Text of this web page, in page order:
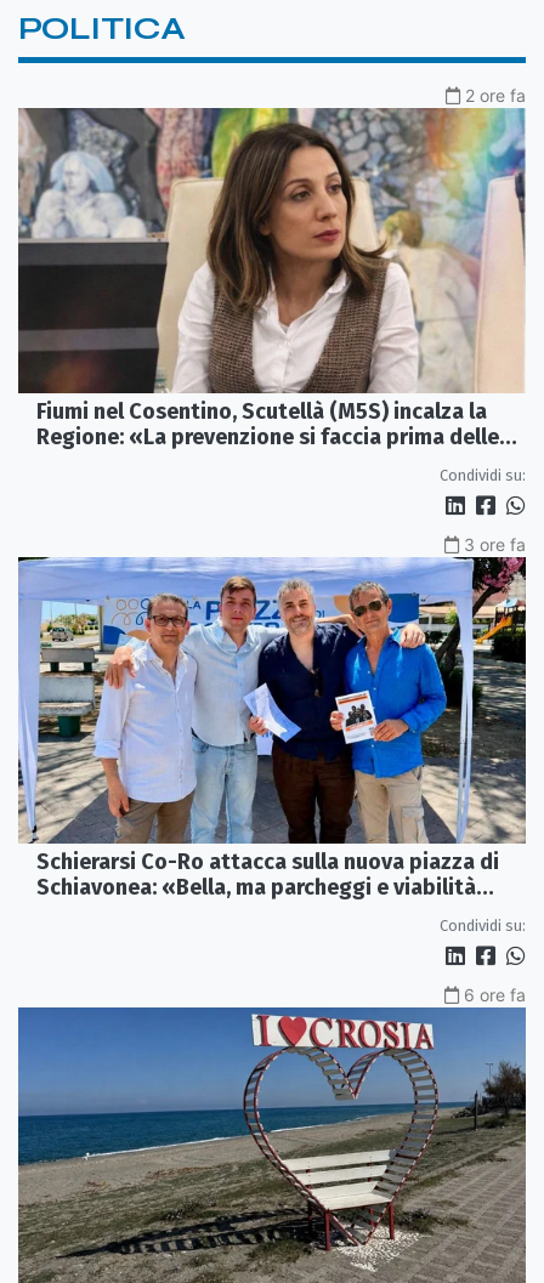
POLITICA
2 ore fa
Fiumi nel Cosentino, Scutellà (M5S) incalza la
Regione: «La prevenzione si faccia prima delle
Condividi su:
3 ore fa
Schierarsi Co-Ro attacca sulla nuova piazza di
Schiavonea: «Bella, ma parcheggi e viabilità
Condividi su:
6 ore fa